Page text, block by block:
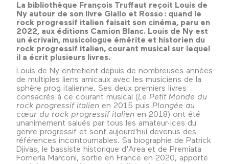
La bibliothèque François Truffaut reçoit Louis de
Ny autour de son livre Giallo et Rosso : quand le
rock progressif italien faisait son cinéma, paru en
2022, aux éditions Camion Blanc. Louis de Ny est
un écrivain, musicologue émérite et historien du
rock progressif italien, courant musical sur lequel
il a écrit plusieurs livres.
Louis de Ny entretient depuis de nombreuses années
de multiples liens amicaux avec les musiciens de la
sphère prog italienne. Ses deux premiers livres
consacrés à ce courant musical (Le Petit Monde du
rock progressif italien en 2015 puis Plongée au
cœur du rock progressif italien en 2018) ont été
unanimement salués par tous les amateur·ices du
genre progressif et sont aujourd'hui devenus des
références incontournables. Sa biographie de Patrick
Djivas, le bassiste historique d'Area et de Premiata
Forneria Marconi, sortie en France en 2020, apporte